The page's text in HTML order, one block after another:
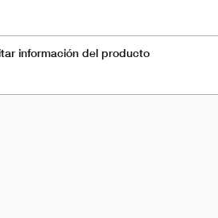
información del producto